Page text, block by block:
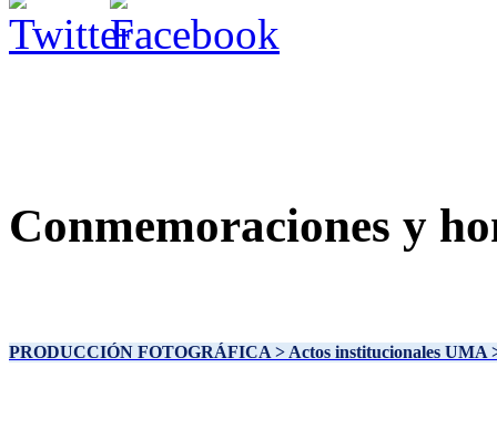
Conmemoraciones y
PRODUCCIÓN FOTOGRÁFICA > Actos institucionales UMA